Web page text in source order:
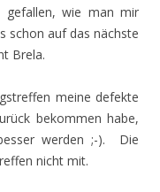
gefallen, wie man mir
schon auf das nächste
Brela.
meine defekte
bekommen habe,
werden ;-). Die
nicht mit.